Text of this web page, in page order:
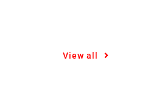
View all